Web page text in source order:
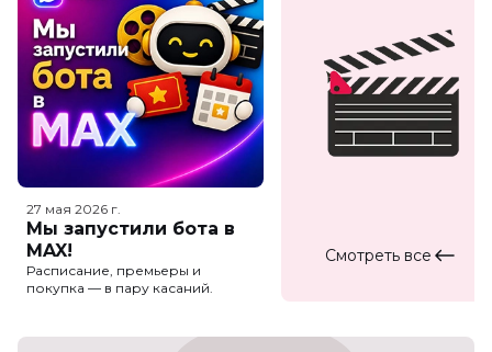
27 мая 2026 г.
Мы запустили бота в
MAX!
Расписание, премьеры и
покупка — в пару касаний.
Смотреть все